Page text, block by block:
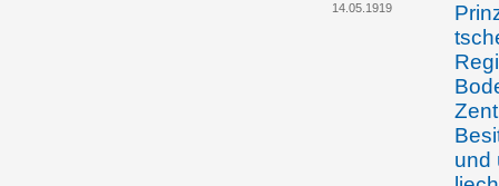
14.05.1919
und